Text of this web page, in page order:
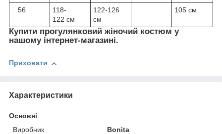
56
118-
122 см
122-126
см
105 см
Купити прогулянковий жіночий костюм у
нашому інтернет-магазині.
Приховати
Характеристики
Основні
Виробник
Bonita